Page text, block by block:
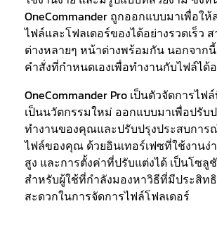
OneCommander ถูกออกแบบมาเพื่อให้
ไฟล์และโฟลเดอร์ของได้อย่างรวดเร็ว
ต่างหลายๆ หน้าต่างพร้อมกัน นอกจาก
คำสั่งที่กำหนดเองเพื่อทำงานกับไฟล์ได้อ
OneCommander Pro เป็นตัวจัดการไฟ
เป็นนวัตกรรมใหม่ ออกแบบมาเพื่อปรับ
ทำงานของคุณและปรับปรุงประสบการ
ไฟล์ของคุณ ด้วยอินเทอร์เฟซที่ใช้งาน
สูง และการตั้งค่าที่ปรับแต่งได้ เป็นโซลู
สำหรับผู้ใช้ที่กำลังมองหาวิธีที่มีประสิท
สะดวกในการจัดการไฟล์โฟลเดอร์